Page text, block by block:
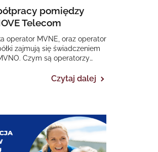
pomiędzy
Telecom
operator MVNE, oraz operator
zajmują się świadczeniem
Czym są operatorzy
Czytaj dalej